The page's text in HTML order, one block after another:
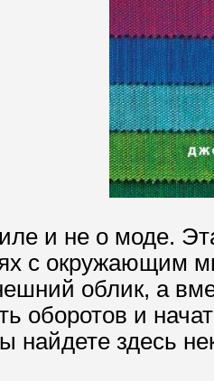
и не о моде.
с окружающим
облик, а
оборотов и
найдете здесь